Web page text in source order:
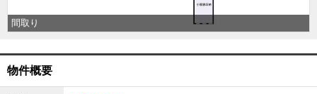
間取り
物件概要
外房エリアの新築一戸建
内房エリア